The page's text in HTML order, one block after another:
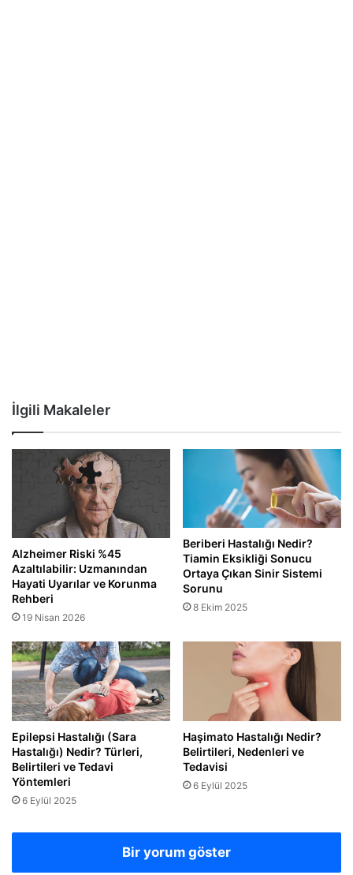
İlgili Makaleler
Alzheimer Riski %45
Azaltılabilir: Uzmanından
Hayati Uyarılar ve Korunma
Rehberi
19 Nisan 2026
Beriberi Hastalığı Nedir?
Tiamin Eksikliği Sonucu
Ortaya Çıkan Sinir Sistemi
Sorunu
8 Ekim 2025
Epilepsi Hastalığı (Sara
Hastalığı) Nedir? Türleri,
Belirtileri ve Tedavi
Yöntemleri
6 Eylül 2025
Haşimato Hastalığı Nedir?
Belirtileri, Nedenleri ve
Tedavisi
6 Eylül 2025
Bir yorum göster